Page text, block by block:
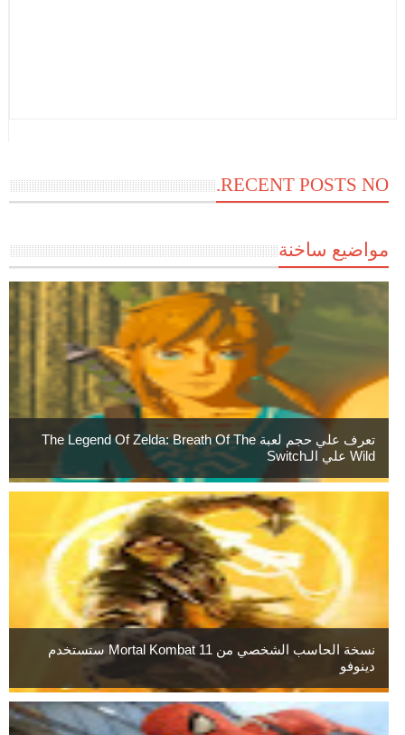
RECENT POSTS NO.
مواضيع ساخنة
تعرف علي حجم لعبة The Legend Of Zelda: Breath Of The
Wild علي الـSwitch
نسخة الحاسب الشخصي من Mortal Kombat 11 ستستخدم
دينوفو